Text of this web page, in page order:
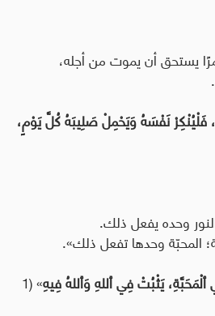
يستحق أن يموت من أجله،
فَلْيُنْكِرْ نَفْسَهُ وَيَحْمِلْ صَلِيبَهُ كُلَّ يَوْمٍ،
وحده يفعل ذلك.
المحبّة وحدها تفعل ذلك».
يَثْبُتْ فِي ٱللهِ وَٱللهُ فِيهِ » (1